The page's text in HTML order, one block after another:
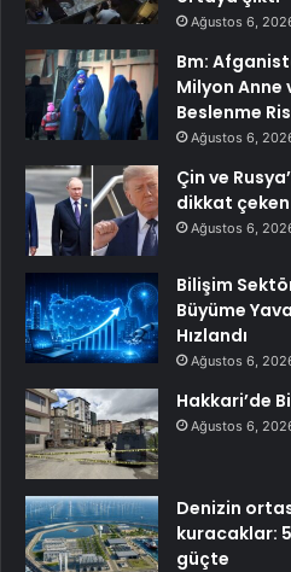
Ağustos 6,
Bm:
Milyon Anne
Beslenme
Ağustos 6,
Çin ve
dikkat çeken
Ağustos 6,
Bilişim
Büyüme
Hızlandı
Ağustos 6,
Hakkari’de
Ağustos 6,
Denizin
kuracaklar:
güçte